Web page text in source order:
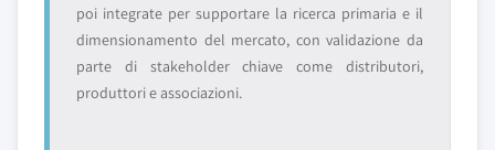
poi integrate per supportare la ricerca primaria e il
dimensionamento del mercato, con validazione da
parte di stakeholder chiave come distributori,
produttori e associazioni.